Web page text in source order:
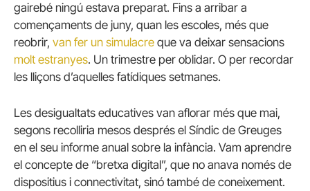
gairebé ningú estava preparat. Fins a arribar a
començaments de juny, quan les escoles, més que
reobrir, van fer un simulacre que va deixar sensacions
molt estranyes. Un trimestre per oblidar. O per recordar
les lliçons d’aquelles fatídiques setmanes.
Les desigualtats educatives van aflorar més que mai,
segons recolliria mesos després el Síndic de Greuges
en el seu informe anual sobre la infància. Vam aprendre
el concepte de “bretxa digital”, que no anava només de
dispositius i connectivitat, sinó també de coneixement.